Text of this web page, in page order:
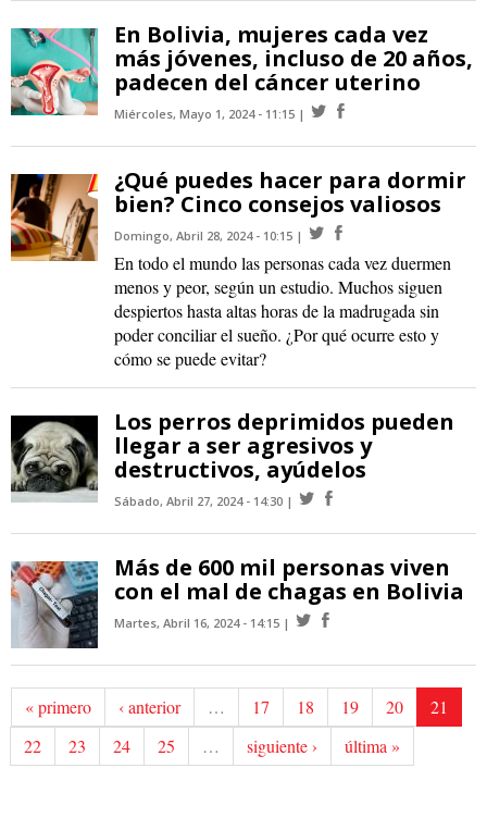
En Bolivia, mujeres cada vez
más jóvenes, incluso de 20 años,
padecen del cáncer uterino
Miércoles, Mayo 1, 2024 - 11:15
¿Qué puedes hacer para dormir
bien? Cinco consejos valiosos
Domingo, Abril 28, 2024 - 10:15
En todo el mundo las personas cada vez duermen
menos y peor, según un estudio. Muchos siguen
despiertos hasta altas horas de la madrugada sin
poder conciliar el sueño. ¿Por qué ocurre esto y
cómo se puede evitar?
Los perros deprimidos pueden
llegar a ser agresivos y
destructivos, ayúdelos
Sábado, Abril 27, 2024 - 14:30
Más de 600 mil personas viven
con el mal de chagas en Bolivia
Martes, Abril 16, 2024 - 14:15
« primero ‹ anterior … 17 18 19 20
21
22
23 24 25 … siguiente › última »